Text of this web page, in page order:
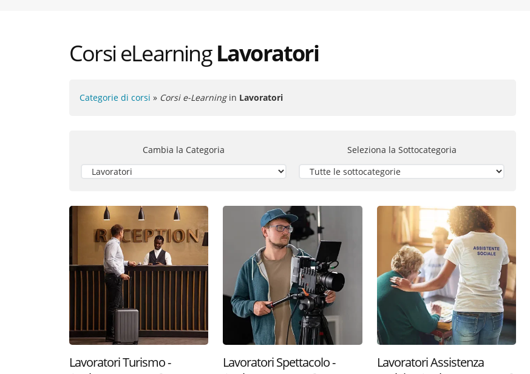
Corsi eLearningLavoratori
Categorie di corsi » Corsi e-Learningin Lavoratori
Cambia la Categoria Seleziona la Sottocategoria
Lavoratori Turismo -
Lavoratori Spettacolo -
Lavoratori Assistenza